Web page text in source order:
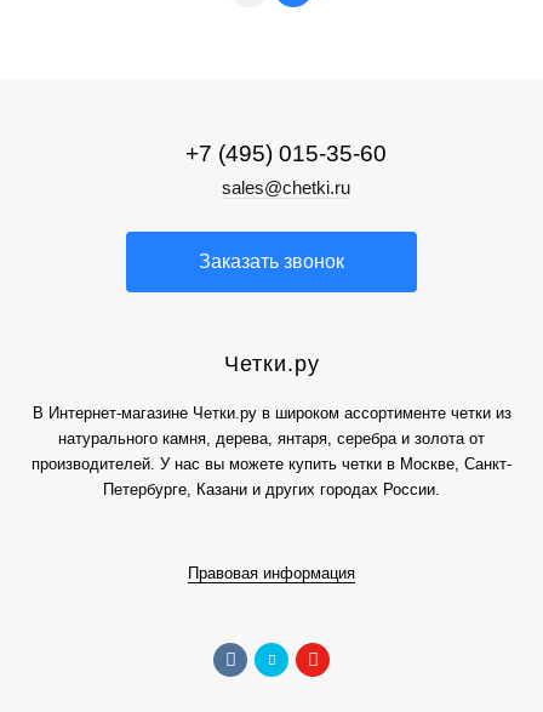
+7 (495) 015-35-60
sales@chetki.ru
Заказать звонок
Четки.ру
В Интернет-магазине Четки.ру в широком ассортименте четки из
натурального камня, дерева, янтаря, серебра и золота от
производителей. У нас вы можете купить четки в Москве, Санкт-
Петербурге, Казани и других городах России.
Правовая информация